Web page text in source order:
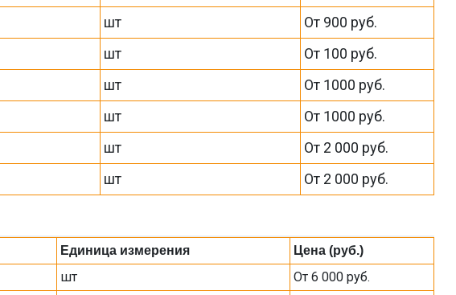
шт
От 900 руб.
шт
От 100 руб.
шт
От 1000 руб.
шт
От 1000 руб.
шт
От 2 000 руб.
шт От 2 000 руб.
Единица измерения Цена (руб.)
шт
От 6 000 руб.